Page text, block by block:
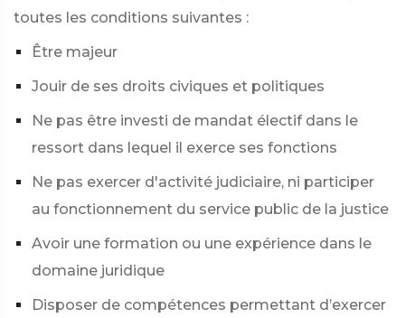
toutes les conditions suivantes :
Être majeur
Jouir de ses droits civiques et politiques
Ne pas être investi de mandat électif dans le
ressort dans lequel il exerce ses fonctions
Ne pas exercer d'activité judiciaire, ni participer
au fonctionnement du service public de la justice
Avoir une formation ou une expérience dans le
domaine juridique
Disposer de compétences permettant d’exercer